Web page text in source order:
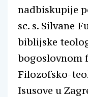
nadbiskupije
sc. s. Silvane
biblijske
bogoslovnom
Filozofsko-
Isusove u